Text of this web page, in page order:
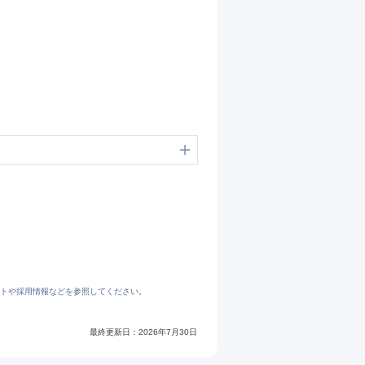
や採用情報などを参照してください。
最終更新日： 2026年7月30日